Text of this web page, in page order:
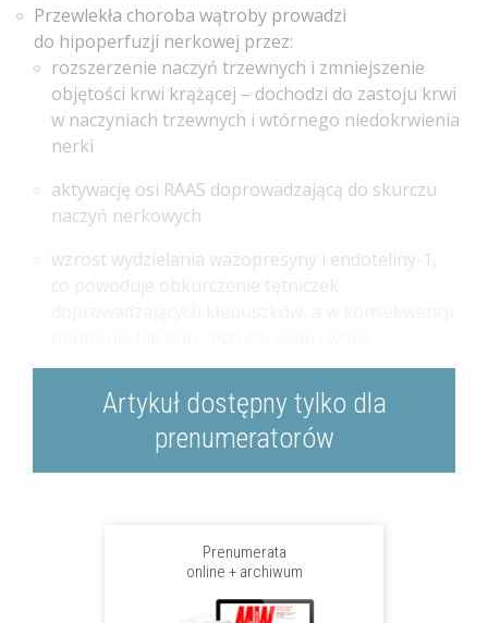
Przewlekła choroba wątroby prowadzi
do hipoperfuzji nerkowej przez:
rozszerzenie naczyń trzewnych i zmniejszenie
objętości krwi krążącej – dochodzi do zastoju krwi
w naczyniach trzewnych i wtórnego niedokrwienia
nerki
aktywację osi RAAS doprowadzającą do skurczu
naczyń nerkowych
wzrost wydzielania wazopresyny i endoteliny-1,
co powoduje obkurczenie tętniczek
Artykuł dostępny tylko dla
prenumeratorów
Prenumerata
online + archiwum